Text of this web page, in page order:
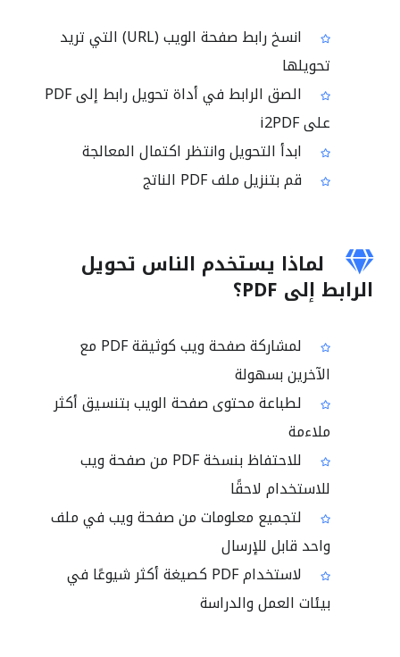
انسخ رابط صفحة الويب (URL) التي تريد
تحويلها
الصق الرابط في أداة تحويل رابط إلى PDF
على i2PDF
ابدأ التحويل وانتظر اكتمال المعالجة
قم بتنزيل ملف PDF الناتج
لماذا يستخدم الناس تحويل
الرابط إلى PDF؟
لمشاركة صفحة ويب كوثيقة PDF مع
الآخرين بسهولة
لطباعة محتوى صفحة الويب بتنسيق أكثر
ملاءمة
للاحتفاظ بنسخة PDF من صفحة ويب
للاستخدام لاحقًا
لتجميع معلومات من صفحة ويب في ملف
واحد قابل للإرسال
لاستخدام PDF كصيغة أكثر شيوعًا في
بيئات العمل والدراسة